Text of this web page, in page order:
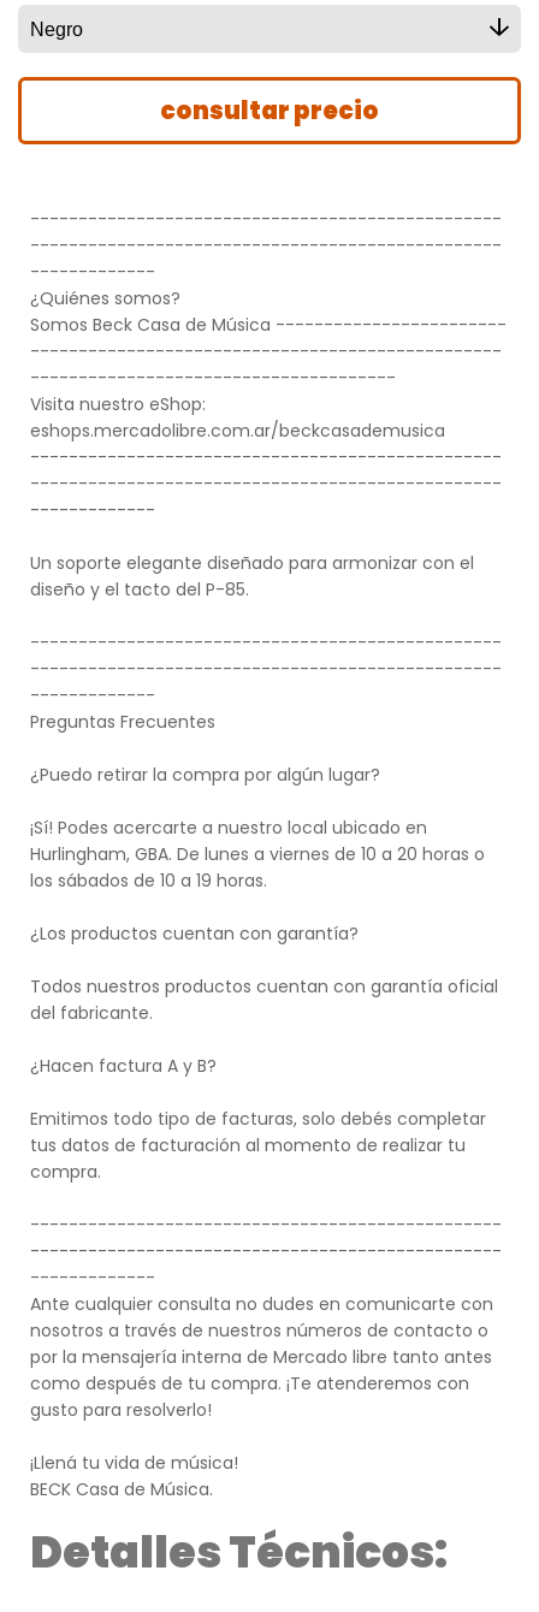
-------------------------------------------------
-------------------------------------------------
-------------
¿Quiénes somos?
Somos Beck Casa de Música ------------------------
-------------------------------------------------
--------------------------------------
Visita nuestro eShop:
eshops.mercadolibre.com.ar/beckcasademusica
-------------------------------------------------
-------------------------------------------------
-------------
Un soporte elegante diseñado para armonizar con el
diseño y el tacto del P-85.
-------------------------------------------------
-------------------------------------------------
-------------
Preguntas Frecuentes
¿Puedo retirar la compra por algún lugar?
¡Sí! Podes acercarte a nuestro local ubicado en
Hurlingham, GBA. De lunes a viernes de 10 a 20 horas o
los sábados de 10 a 19 horas.
¿Los productos cuentan con garantía?
Todos nuestros productos cuentan con garantía oficial
del fabricante.
¿Hacen factura A y B?
Emitimos todo tipo de facturas, solo debés completar
tus datos de facturación al momento de realizar tu
compra.
-------------------------------------------------
-------------------------------------------------
-------------
Ante cualquier consulta no dudes en comunicarte con
nosotros a través de nuestros números de contacto o
por la mensajería interna de Mercado libre tanto antes
como después de tu compra. ¡Te atenderemos con
gusto para resolverlo!
¡Llená tu vida de música!
BECK Casa de Música.
Detalles Técnicos: